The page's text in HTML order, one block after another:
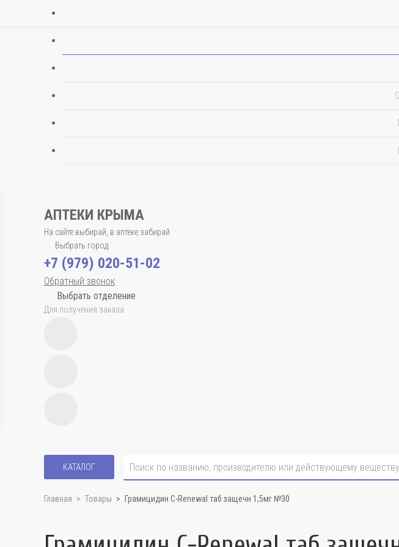
АПТЕКИ КРЫМА
На сайте выбирай, в аптеке забирай
Выбрать город
+7 (979) 020-51-02
Обратный звонок
Выбрать отделение
Для получения заказа
КАТАЛОГ
Главная Товары Грамицидин С-Renewal таб защечн 1,5мг №30